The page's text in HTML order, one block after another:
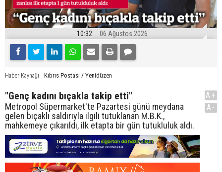
10:32 06 Ağustos 2026
Haber Kaynağı Kıbrıs Postası / Yenidüzen
"Genç kadını bıçakla takip etti"
Metropol Süpermarket'te Pazartesi günü meydana
gelen bıçaklı saldırıyla ilgili tutuklanan M.B.K.,
mahkemeye çıkarıldı, ilk etapta bir gün tutukluluk aldı.
A+
A-